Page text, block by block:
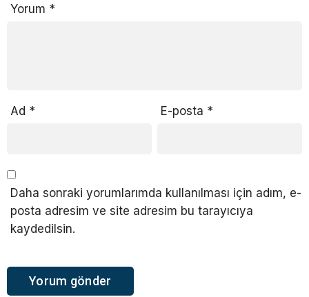
Yorum *
Ad * E-posta *
Daha sonraki yorumlarımda kullanılması için adım, e-
posta adresim ve site adresim bu tarayıcıya
kaydedilsin.